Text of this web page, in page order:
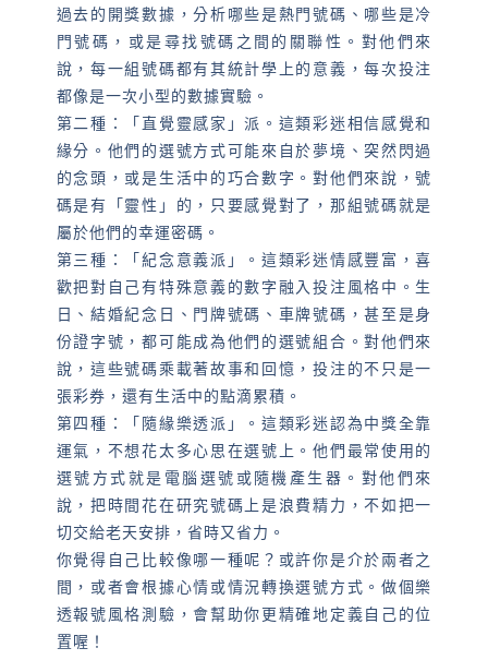
過去的開獎數據，分析哪些是熱門號碼、哪些是冷
門號碼，或是尋找號碼之間的關聯性。對他們來
說，每一組號碼都有其統計學上的意義，每次投注
都像是一次小型的數據實驗。
第二種：「直覺靈感家」派。這類彩迷相信感覺和
緣分。他們的選號方式可能來自於夢境、突然閃過
的念頭，或是生活中的巧合數字。對他們來說，號
碼是有「靈性」的，只要感覺對了，那組號碼就是
屬於他們的幸運密碼。
第三種：「紀念意義派」。這類彩迷情感豐富，喜
歡把對自己有特殊意義的數字融入投注風格中。生
日、結婚紀念日、門牌號碼、車牌號碼，甚至是身
份證字號，都可能成為他們的選號組合。對他們來
說，這些號碼乘載著故事和回憶，投注的不只是一
張彩券，還有生活中的點滴累積。
第四種：「隨緣樂透派」。這類彩迷認為中獎全靠
運氣，不想花太多心思在選號上。他們最常使用的
選號方式就是電腦選號或隨機產生器。對他們來
說，把時間花在研究號碼上是浪費精力，不如把一
切交給老天安排，省時又省力。
你覺得自己比較像哪一種呢？或許你是介於兩者之
間，或者會根據心情或情況轉換選號方式。做個樂
透報號風格測驗，會幫助你更精確地定義自己的位
置喔！